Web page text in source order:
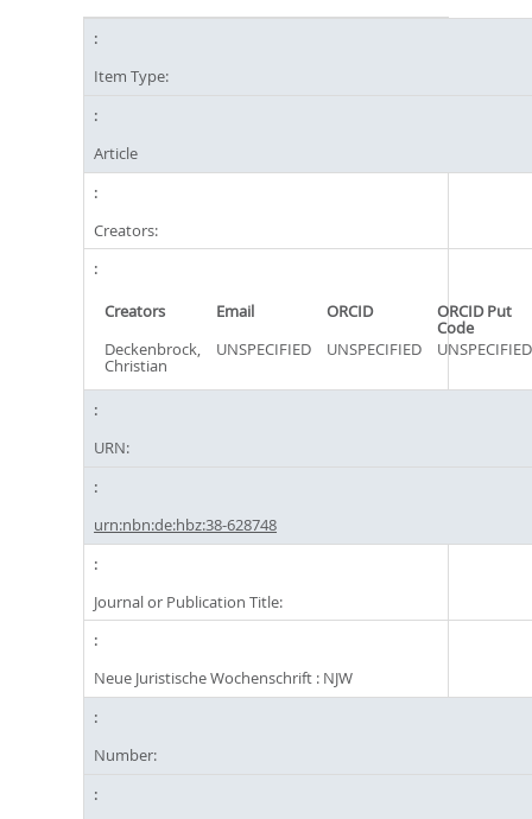
Item Type:
Article
Creators:
Creators Email ORCID ORCID Put
Code
Deckenbrock,
Christian
UNSPECIFIED UNSPECIFIED UNSPECIFIED
URN:
urn:nbn:de:hbz:38-628748
Journal or Publication Title:
Neue Juristische Wochenschrift : NJW
Number: